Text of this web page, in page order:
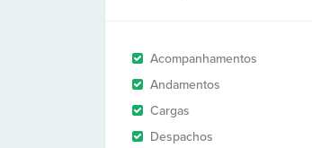
Acompanhamentos
Andamentos
Cargas
Despachos